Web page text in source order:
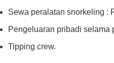
Sewa peralatan snorkeling :
Pengeluaran pribadi selama
Tipping crew.